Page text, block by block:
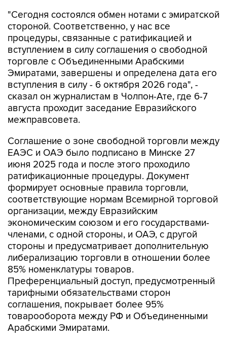
"Сегодня состоялся обмен нотами с эмиратской
стороной. Соответственно, у нас все
процедуры, связанные с ратификацией и
вступлением в силу соглашения о свободной
торговле с Объединенными Арабскими
Эмиратами, завершены и определена дата его
вступления в силу - 6 октября 2026 года", -
сказал он журналистам в Чолпон-Ате, где 6-7
августа проходит заседание Евразийского
межправсовета.
Соглашение о зоне свободной торговли между
ЕАЭС и ОАЭ было подписано в Минске 27
июня 2025 года и после этого проходило
ратификационные процедуры. Документ
формирует основные правила торговли,
соответствующие нормам Всемирной торговой
организации, между Евразийским
экономическим союзом и его государствами-
членами, с одной стороны, и ОАЭ, с другой
стороны и предусматривает дополнительную
либерализацию торговли в отношении более
85% номенклатуры товаров.
Преференциальный доступ, предусмотренный
тарифными обязательствами сторон
соглашения, покрывает более 95%
товарооборота между РФ и Объединенными
Арабскими Эмиратами.